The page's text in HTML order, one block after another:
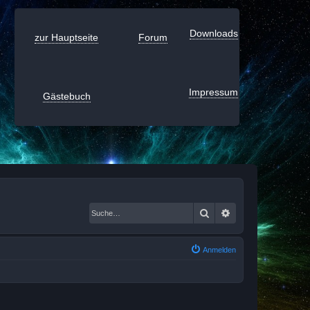
zur Hauptseite Forum Downloads
Gästebuch Impressum
Suche Erweiterte Suche
Anmelden